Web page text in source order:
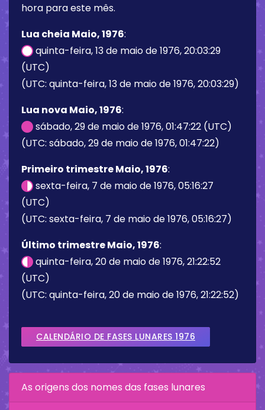
hora para este mês.
Lua cheia Maio, 1976:
quinta-feira, 13 de maio de 1976, 20:03:29
(UTC)
(UTC: quinta-feira, 13 de maio de 1976, 20:03:29)
Lua nova Maio, 1976:
sábado, 29 de maio de 1976, 01:47:22 (UTC)
(UTC: sábado, 29 de maio de 1976, 01:47:22)
Primeiro trimestre Maio, 1976:
sexta-feira, 7 de maio de 1976, 05:16:27
(UTC)
(UTC: sexta-feira, 7 de maio de 1976, 05:16:27)
Último trimestre Maio, 1976:
quinta-feira, 20 de maio de 1976, 21:22:52
(UTC)
(UTC: quinta-feira, 20 de maio de 1976, 21:22:52)
CALENDÁRIO DE FASES LUNARES 1976
As origens dos nomes das fases lunares